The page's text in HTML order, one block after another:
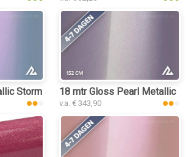
Storm Grey Purple 3041 keukenfolie
18 mtr Gloss Pearl Metallic
v.a. € 343,90